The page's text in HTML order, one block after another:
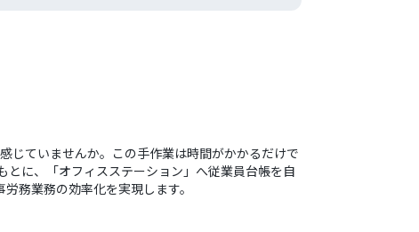
じていませんか。この手作業は時間がかかるだけで
に、「オフィスステーション」へ従業員台帳を自
務業務の効率化を実現します。